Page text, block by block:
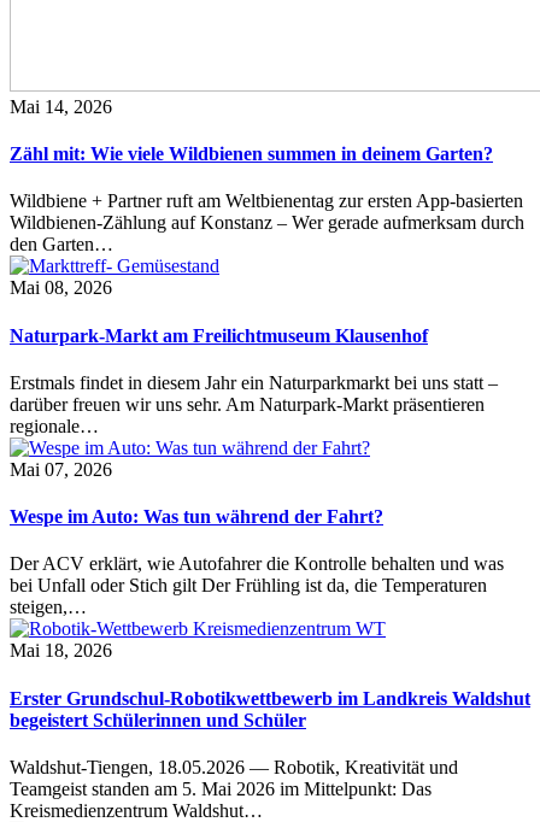
Mai 14, 2026
Zähl mit: Wie viele Wildbienen summen in deinem Garten?
Wildbiene + Partner ruft am Weltbienentag zur ersten App-basierten
Wildbienen-Zählung auf Konstanz – Wer gerade aufmerksam durch
den Garten…
Mai 08, 2026
Naturpark-Markt am Freilichtmuseum Klausenhof
Erstmals findet in diesem Jahr ein Naturparkmarkt bei uns statt –
darüber freuen wir uns sehr. Am Naturpark-Markt präsentieren
regionale…
Mai 07, 2026
Wespe im Auto: Was tun während der Fahrt?
Der ACV erklärt, wie Autofahrer die Kontrolle behalten und was
bei Unfall oder Stich gilt Der Frühling ist da, die Temperaturen
steigen,…
Mai 18, 2026
Erster Grundschul-Robotikwettbewerb im Landkreis Waldshut
begeistert Schülerinnen und Schüler
Waldshut-Tiengen, 18.05.2026 — Robotik, Kreativität und
Teamgeist standen am 5. Mai 2026 im Mittelpunkt: Das
Kreismedienzentrum Waldshut…